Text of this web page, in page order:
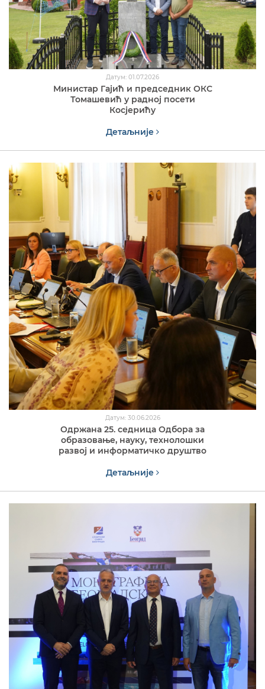
Датум: 01.07.2026
Министар Гајић и председник ОКС
Томашевић у радној посети
Косјерићу
Детаљније
Датум: 30.06.2026
Одржана 25. седница Одбора за
образовање, науку, технолошки
развој и информатичко друштво
Детаљније